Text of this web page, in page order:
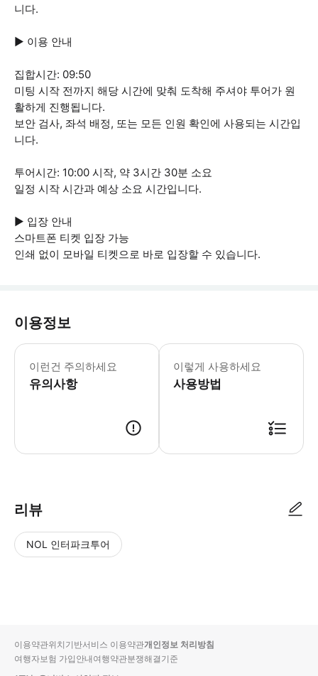
니다.
▶ 이용 안내
집합시간: 09:50
미팅 시작 전까지 해당 시간에 맞춰 도착해 주셔야 투어가 원
활하게 진행됩니다.
보안 검사, 좌석 배정, 또는 모든 인원 확인에 사용되는 시간입
니다.
투어시간: 10:00 시작, 약 3시간 30분 소요
일정 시작 시간과 예상 소요 시간입니다.
▶ 입장 안내
스마트폰 티켓 입장 가능
인쇄 없이 모바일 티켓으로 바로 입장할 수 있습니다.
이용정보
이런건 주의하세요
유의사항
▶ 꼭 알아두세요 * 자전거 좌석이나
이렇게 사용하세요
사용방법
리뷰
NOL 인터파크투어
입니
다.
순
상
이용약관위치기반서비스 이용약관개인정보 처리방침
여행자보험 가입안내여행약관분쟁해결기준